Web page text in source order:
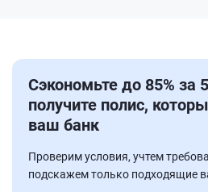
Сэкономьте до 85% за
получите полис,
ваш банк
Проверим условия, учтем
подскажем только подходящие